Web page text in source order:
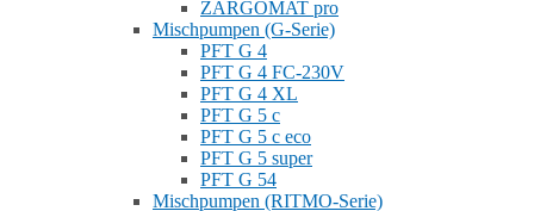
ZARGOMAT pro
Mischpumpen (G-Serie)
PFT G 4
PFT G 4 FC-230V
PFT G 4 XL
PFT G 5 c
PFT G 5 c eco
PFT G 5 super
PFT G 54
Mischpumpen (RITMO-Serie)